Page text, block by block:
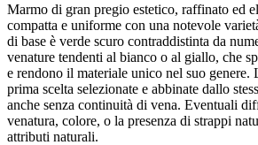
Marmo di gran pregio estetico, raffinato ed
compatta e uniforme con una notevole
di base è verde scuro contraddistinta da
venature tendenti al bianco o al giallo, che
e rendono il materiale unico nel suo genere.
prima scelta selezionate e abbinate dallo
anche senza continuità di vena. Eventuali
venatura, colore, o la presenza di strappi
attributi naturali.